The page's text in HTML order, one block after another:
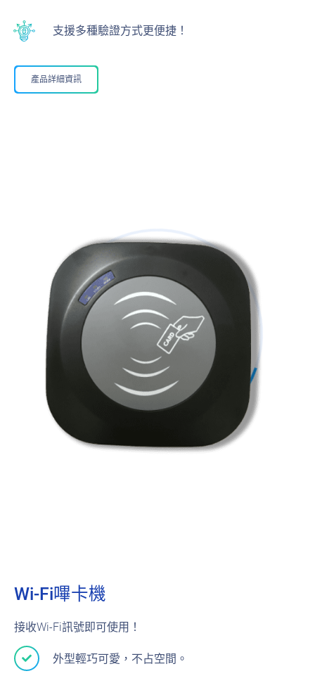
支援多種驗證方式更便捷！
產品詳細資訊
Wi-Fi嗶卡機
接收Wi-Fi訊號即可使用！
外型輕巧可愛，不占空間。